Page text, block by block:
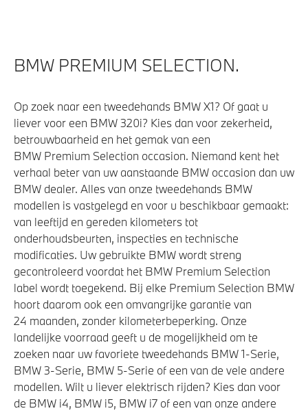
Veiligheid
Akoestische waarschuwing voor voetgangers
Actieve Voetgangersbescherming
BMW PREMIUM SELECTION.
Op zoek naar een tweedehands BMW X1? Of gaat u
liever voor een BMW 320i? Kies dan voor zekerheid,
betrouwbaarheid en het gemak van een
BMW Premium Selection occasion. Niemand kent het
verhaal beter van uw aanstaande BMW occasion dan uw
BMW dealer. Alles van onze tweedehands BMW
modellen is vastgelegd en voor u beschikbaar gemaakt:
van leeftijd en gereden kilometers tot
onderhoudsbeurten, inspecties en technische
modificaties. Uw gebruikte BMW wordt streng
gecontroleerd voordat het BMW Premium Selection
label wordt toegekend. Bij elke Premium Selection BMW
hoort daarom ook een omvangrijke garantie van
24 maanden, zonder kilometerbeperking. Onze
landelijke voorraad geeft u de mogelijkheid om te
zoeken naar uw favoriete tweedehands BMW 1-Serie,
BMW 3-Serie, BMW 5-Serie of een van de vele andere
modellen. Wilt u liever elektrisch rijden? Kies dan voor
de BMW i4, BMW i5, BMW i7 of een van onze andere